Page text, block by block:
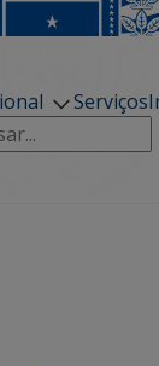
Serviços